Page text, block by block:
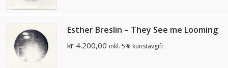
Esther Breslin – They See me Looming
kr 4.200,00 inkl. 5% kunstavgift